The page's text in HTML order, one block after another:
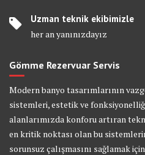
Uzman teknik ekibimizle
her an yanınızdayız
Gömme Rezervuar Servis
Modern banyo tasarımlarının
sistemleri, estetik ve
alanlarımızda konforu artıran
en kritik noktası olan bu
sorunsuz çalışmasını sağlamak